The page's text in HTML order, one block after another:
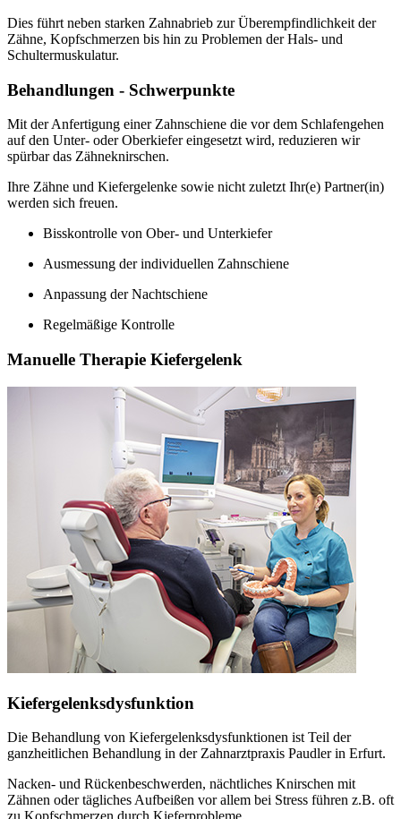
Dies führt neben starken Zahnabrieb zur Überempfindlichkeit der
Zähne, Kopfschmerzen bis hin zu Problemen der Hals- und
Schultermuskulatur.
Behandlungen - Schwerpunkte
Mit der Anfertigung einer Zahnschiene die vor dem Schlafengehen
auf den Unter- oder Oberkiefer eingesetzt wird, reduzieren wir
spürbar das Zähneknirschen.
Ihre Zähne und Kiefergelenke sowie nicht zuletzt Ihr(e) Partner(in)
werden sich freuen.
Bisskontrolle von Ober- und Unterkiefer
Ausmessung der individuellen Zahnschiene
Anpassung der Nachtschiene
Regelmäßige Kontrolle
Manuelle Therapie Kiefergelenk
Kiefergelenksdysfunktion
Die Behandlung von Kiefergelenksdysfunktionen ist Teil der
ganzheitlichen Behandlung in der Zahnarztpraxis Paudler in Erfurt.
Nacken- und Rückenbeschwerden, nächtliches Knirschen mit
Zähnen oder tägliches Aufbeißen vor allem bei Stress führen z.B. oft